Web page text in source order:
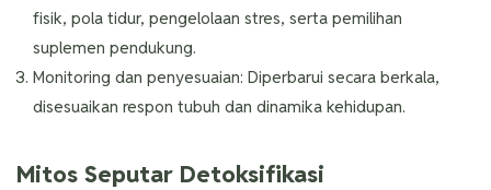
fisik, pola tidur, pengelolaan stres, serta pemilihan
suplemen pendukung.
Monitoring dan penyesuaian: Diperbarui secara berkala,
disesuaikan respon tubuh dan dinamika kehidupan.
Mitos Seputar Detoksifikasi